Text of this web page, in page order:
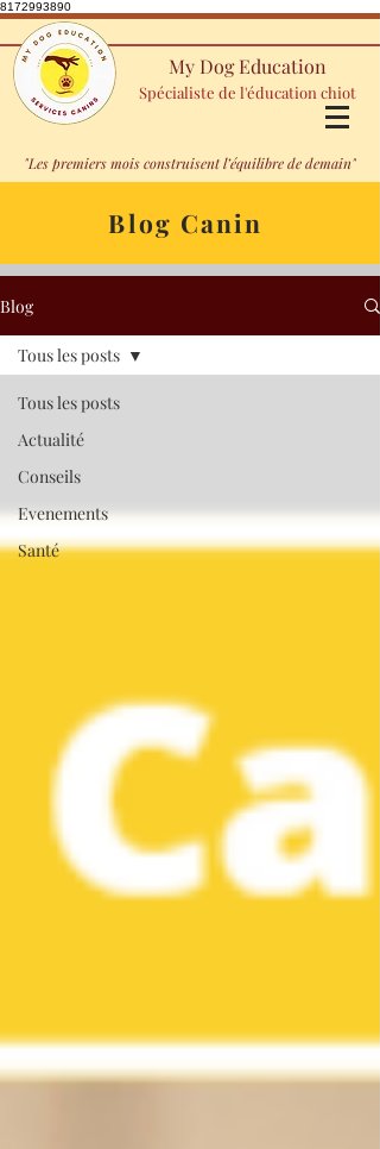
8172993890
My Dog Education
Spécialiste de l'éducation chiot
"Les premiers mois construisent l’équilibre de demain"
Blog Canin
Blog
Tous les posts
Actualité
Conseils
Evenements
Santé
Tous les posts